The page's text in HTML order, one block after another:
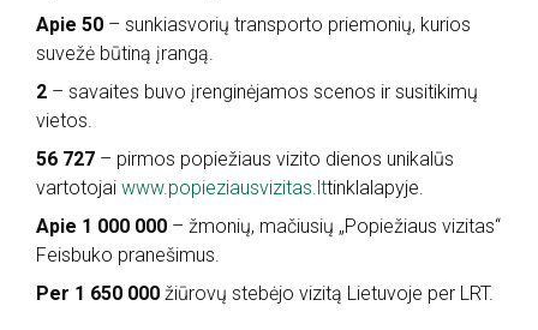
Apie 50 – sunkiasvorių transporto priemonių, kurios
suvežė būtiną įrangą.
2 – savaites buvo įrenginėjamos scenos ir susitikimų
vietos.
56 727 – pirmos popiežiaus vizito dienos unikalūs
vartotojai www.popieziausvizitas.lttinklalapyje.
Apie 1 000 000 – žmonių, mačiusių „Popiežiaus vizitas“
Feisbuko pranešimus.
Per 1 650 000 žiūrovų stebėjo vizitą Lietuvoje per LRT.